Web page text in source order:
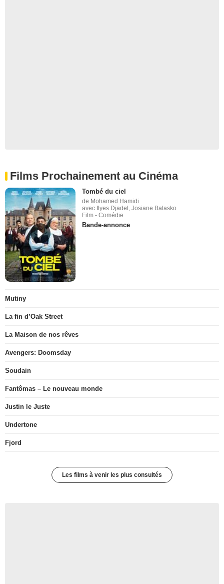
Films Prochainement au Cinéma
Tombé du ciel
de Mohamed Hamidi
avec Ilyes Djadel, Josiane Balasko
Film - Comédie
Bande-annonce
Mutiny
La fin d’Oak Street
La Maison de nos rêves
Avengers: Doomsday
Soudain
Fantômas – Le nouveau monde
Justin le Juste
Undertone
Fjord
Les films à venir les plus consultés